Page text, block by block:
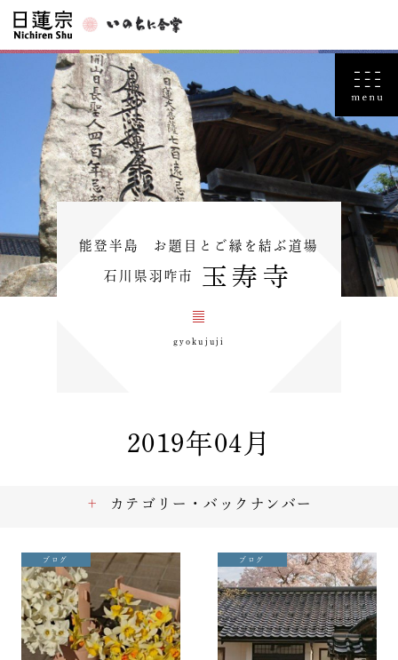
能登半島 お題目とご縁を結ぶ道場
石川県羽咋市 玉寿寺
gyokujuji
2019年04月
ブログ ブログ
カテゴリー・バックナンバー